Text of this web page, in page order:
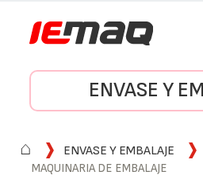
ENVASE Y
⌂
ENVASE Y EMBALAJE
MAQUINARIA DE EMBALAJE